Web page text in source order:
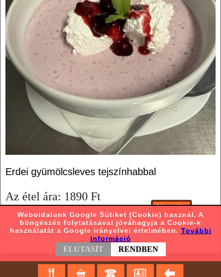
Erdei gyümölcsleves tejszínhabbal
Az étel ára: 1890 Ft
Váltás asztali nézetre
Weboldalunk Google Sütiket (Cookie) használ. A
böngészés folytatásával jóváhagyja a Cookie-k
használatát a Google irányelvei értelmében. További
információ
ELUTASÍT RENDBEN